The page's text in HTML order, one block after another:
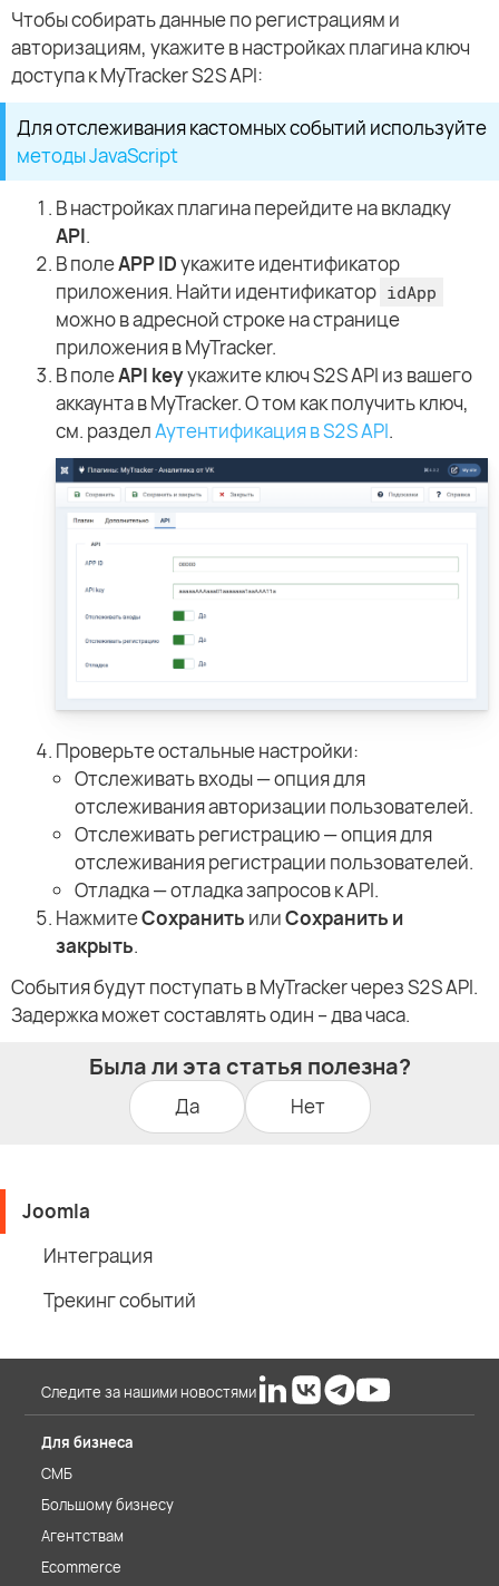
Чтобы собирать данные по регистрациям и
авторизациям, укажите в настройках плагина ключ
доступа к MyTracker S2S API:
Для отслеживания кастомных событий используйте
методы JavaScript
В настройках плагина перейдите на вкладку
API.
В полеAPP IDукажите идентификатор
приложения. Найти идентификатор idApp
можно в адресной строке на странице
приложения в MyTracker.
В полеAPI keyукажите ключ S2S API из вашего
аккаунта в MyTracker. О том как получить ключ,
см. разделАутентификация в S2S API.
Проверьте остальные настройки:
Отслеживать входы — опция для
отслеживания авторизации пользователей.
Отслеживать регистрацию — опция для
отслеживания регистрации пользователей.
Отладка — отладка запросов к API.
НажмитеСохранить илиСохранить и
закрыть.
События будут поступать в MyTracker через S2S API.
Задержка может составлять один – два часа.
Была ли эта статья полезна?
Да Нет
Joomla
Интеграция
Трекинг событий
Следите за нашими новостями
Для бизнеса
СМБ
Большому бизнесу
Агентствам
Ecommerce